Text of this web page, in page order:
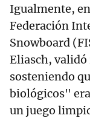
Igualmente,
Federación
Snowboard
Eliasch,
sosteniendo
biológicos"
un juego